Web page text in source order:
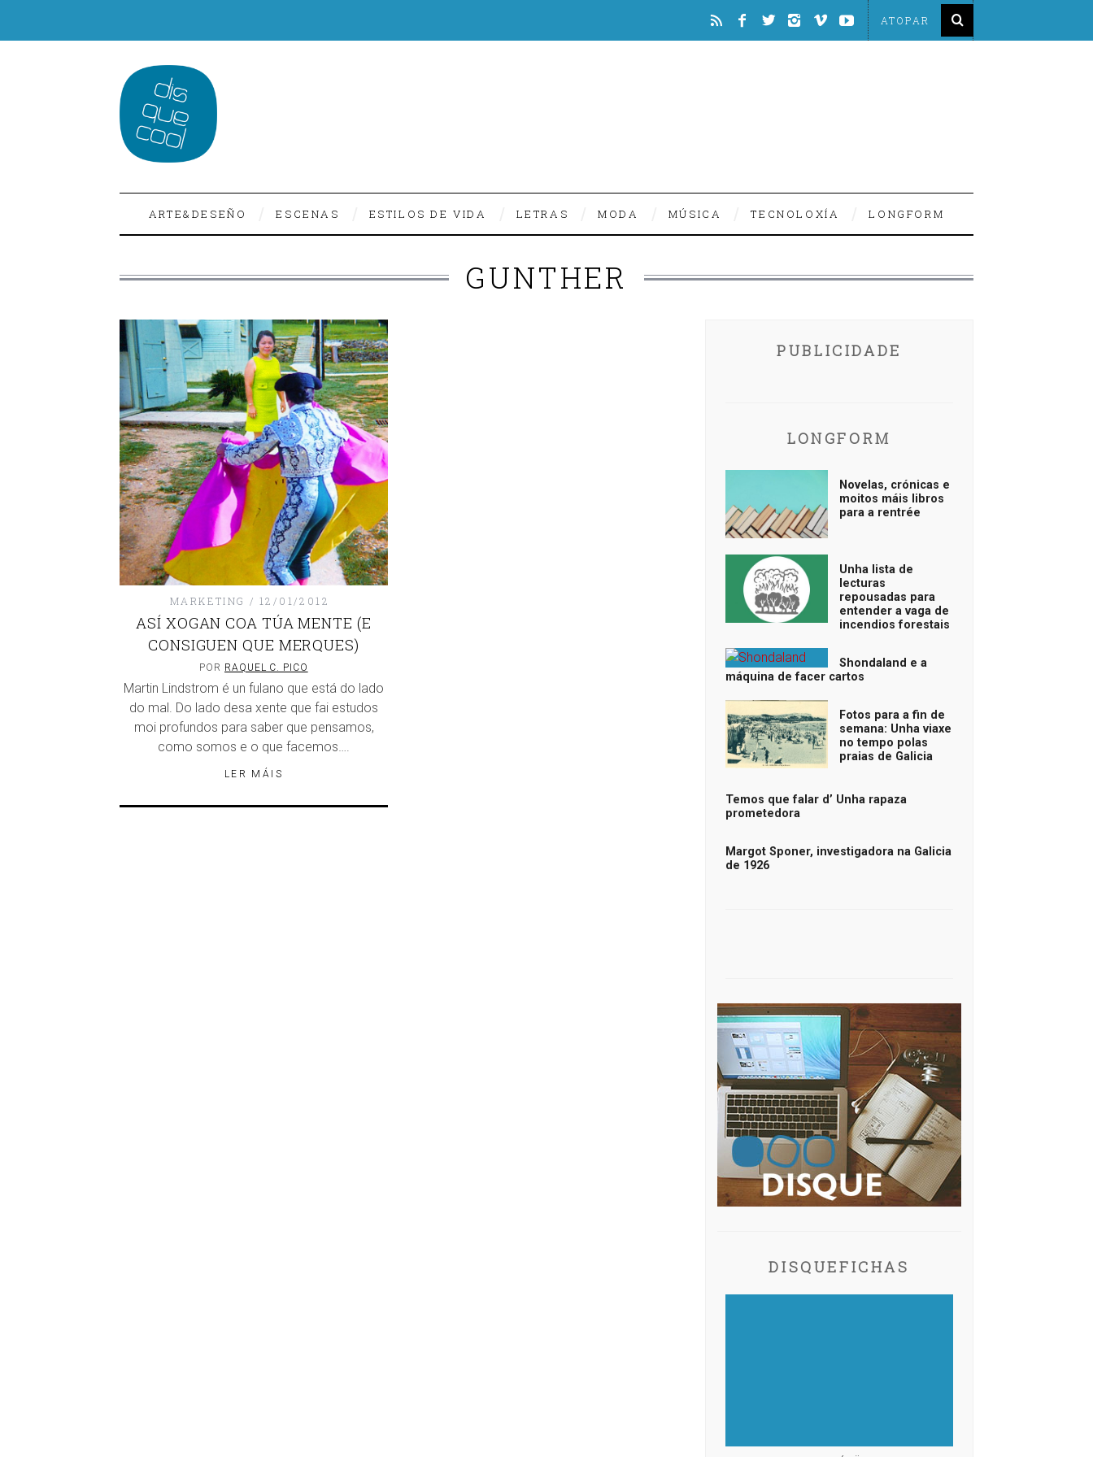
ARTE&DESEÑO ESCENAS ESTILOS DE VIDA LETRAS MODA MÚSICA TECNOLOXÍA LONGFORM
GUNTHER
MARKETING 12/01/2012
ASÍ XOGAN COA TÚA MENTE (E
CONSIGUEN QUE MERQUES)
POR RAQUEL C. PICO
Martin Lindstrom é un fulano que está do lado
do mal. Do lado desa xente que fai estudos
moi profundos para saber que pensamos,
como somos e o que facemos….
LER MÁIS
PUBLICIDADE
LONGFORM
Novelas, crónicas e
moitos máis libros
para a rentrée
Unha lista de
lecturas
repousadas para
entender a vaga de
incendios forestais
Shondaland e a
máquina de facer cartos
Fotos para a fin de
semana: Unha viaxe
no tempo polas
praias de Galicia
Temos que falar d’ Unha rapaza
prometedora
Margot Sponer, investigadora na Galicia
de 1926
DISQUEFICHAS